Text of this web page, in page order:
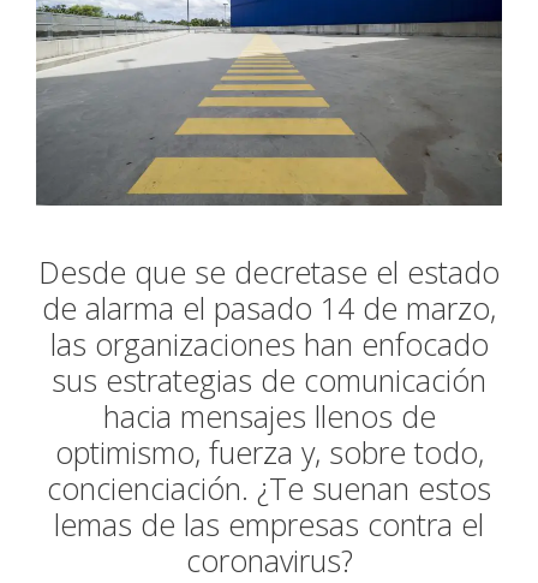
Desde que se decretase el estado
de alarma el pasado 14 de marzo,
las organizaciones han enfocado
sus estrategias de comunicación
hacia mensajes llenos de
optimismo, fuerza y, sobre todo,
concienciación. ¿Te suenan estos
lemas de las empresas contra el
coronavirus?